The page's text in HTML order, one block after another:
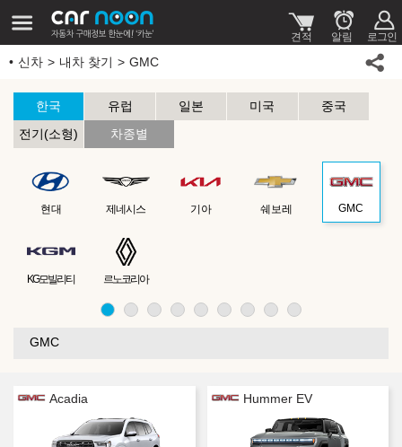
신차 내차 찾기 GMC
한국 유럽 일본 미국
중국
전기(소형)
차종별
현대 제네시스 기아 쉐보레 GMC
KG모빌리티 르노코리아
GMC
Acadia Hummer EV